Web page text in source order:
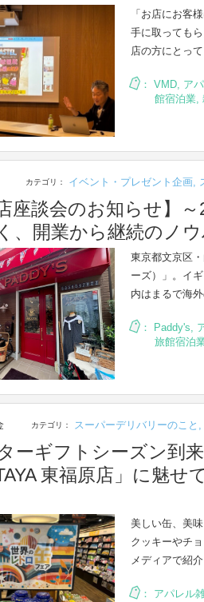
「お店にお客
手に取っても
店の方にとっ
： VMD, ア
館宿泊業,
カテゴリ： イベント・プレゼント企画,
座談会のお知らせ】
、開業から継続のノ
東京都文京区
ーズ）」。イ
内はまるで海
： Paddy's,
旅館宿泊
カテゴリ： スーパーデリバリーのこと ,
ーギフトシーズン到
東福原店」に魅
美しい缶、美
クッキーやチ
メディアで紹
： アパレル